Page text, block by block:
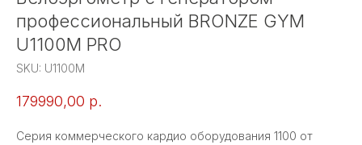
профессиональный BRONZE GYM
U1100M PRO
SKU: U1100M
179990,00 р.
Серия коммерческого кардио оборудования 1100 от